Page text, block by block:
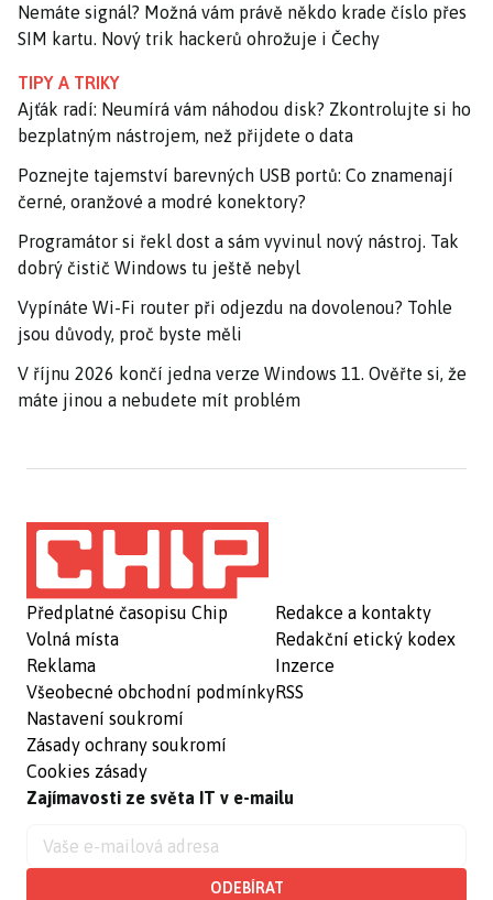
Nemáte signál? Možná vám právě někdo krade číslo přes
SIM kartu. Nový trik hackerů ohrožuje i Čechy
TIPY A TRIKY
Ajťák radí: Neumírá vám náhodou disk? Zkontrolujte si ho
bezplatným nástrojem, než přijdete o data
Poznejte tajemství barevných USB portů: Co znamenají
černé, oranžové a modré konektory?
Programátor si řekl dost a sám vyvinul nový nástroj. Tak
dobrý čistič Windows tu ještě nebyl
Vypínáte Wi-Fi router při odjezdu na dovolenou? Tohle
jsou důvody, proč byste měli
V říjnu 2026 končí jedna verze Windows 11. Ověřte si, že
máte jinou a nebudete mít problém
Předplatné časopisu Chip
Volná místa
Reklama
Všeobecné obchodní podmínky
Nastavení soukromí
Zásady ochrany soukromí
Cookies zásady
Redakce a kontakty
Redakční etický kodex
Inzerce
RSS
Zajímavosti ze světa IT v e-mailu
ODEBÍRAT